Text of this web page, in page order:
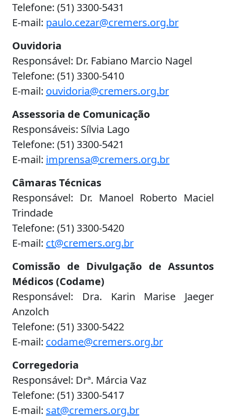
Telefone: (51) 3300-5431
E-mail: paulo.cezar@cremers.org.br
Ouvidoria
Responsável: Dr. Fabiano Marcio Nagel
Telefone: (51) 3300-5410
E-mail: ouvidoria@cremers.org.br
Assessoria de Comunicação
Responsáveis: Sílvia Lago
Telefone: (51) 3300-5421
E-mail: imprensa@cremers.org.br
Câmaras Técnicas
Responsável: Dr. Manoel Roberto Maciel
Trindade
Telefone: (51) 3300-5420
E-mail: ct@cremers.org.br
Comissão de Divulgação de Assuntos
Médicos (Codame)
Responsável: Dra. Karin Marise Jaeger
Anzolch
Telefone: (51) 3300-5422
E-mail: codame@cremers.org.br
Corregedoria
Responsável: Drª. Márcia Vaz
Telefone: (51) 3300-5417
E-mail: sat@cremers.org.br